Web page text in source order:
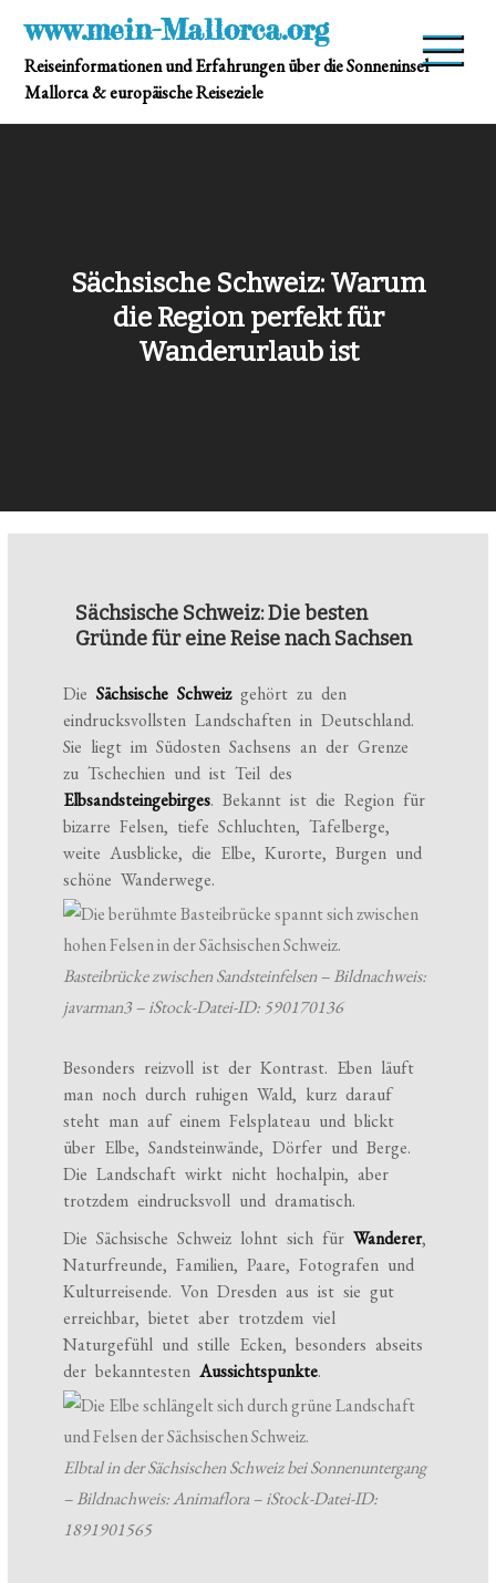
content
www.mein-Mallorca.org
Reiseinformationen und Erfahrungen über die Sonneninsel
Mallorca & europäische Reiseziele
Sächsische Schweiz: Warum
die Region perfekt für
Wanderurlaub ist
Sächsische Schweiz: Die besten
Gründe für eine Reise nach Sachsen
DieSächsische Schweizgehört zu den
eindrucksvollsten Landschaften in Deutschland.
Sie liegt im Südosten Sachsens an der Grenze
zu Tschechien und ist Teil des
Elbsandsteingebirges. Bekannt ist die Region für
bizarre Felsen, tiefe Schluchten, Tafelberge,
weite Ausblicke, die Elbe, Kurorte, Burgen und
schöne Wanderwege.
Basteibrücke zwischen Sandsteinfelsen – Bildnachweis:
javarman3 – iStock-Datei-ID: 590170136
Besonders reizvoll ist der Kontrast. Eben läuft
man noch durch ruhigen Wald, kurz darauf
steht man auf einem Felsplateau und blickt
über Elbe, Sandsteinwände, Dörfer und Berge.
Die Landschaft wirkt nicht hochalpin, aber
trotzdem eindrucksvoll und dramatisch.
Die Sächsische Schweiz lohnt sich fürWanderer,
Naturfreunde, Familien, Paare, Fotografen und
Kulturreisende. Von Dresden aus ist sie gut
erreichbar, bietet aber trotzdem viel
Naturgefühl und stille Ecken, besonders abseits
der bekanntestenAussichtspunkte.
Elbtal in der Sächsischen Schweiz bei Sonnenuntergang
– Bildnachweis: Animaflora – iStock-Datei-ID:
1891901565